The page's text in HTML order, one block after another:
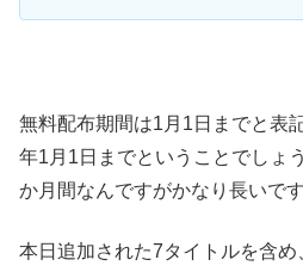
無料配布期間は1月1日までと表
年1月1日までということでしょ
か月間なんですがかなり長いです
本日追加された7タイトルを含